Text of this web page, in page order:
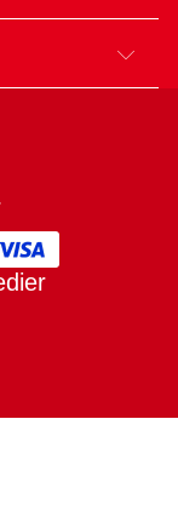
handel
LinkIn